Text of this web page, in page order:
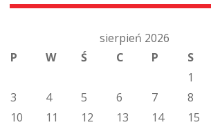
sierpień 2026
P
W Ś C P S
1
3
4 5 6 7 8
10
11 12 13 14 15